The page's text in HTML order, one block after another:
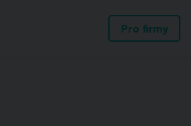
Pro firmy